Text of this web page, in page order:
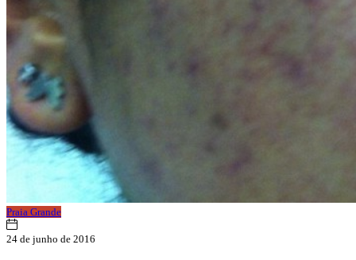
Praia Grande
24 de junho de 2016